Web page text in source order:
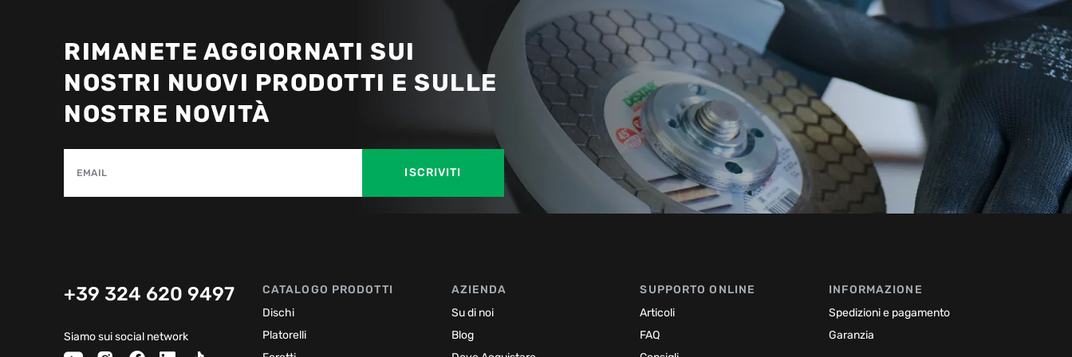
RIMANETE AGGIORNATI SUI
NOSTRI NUOVI PRODOTTI E SULLE
NOSTRE NOVITÀ
EMAIL ISCRIVITI
+39 324 620 9497
Siamo sui social network
CATALOGO PRODOTTI
Dischi
Platorelli
AZIENDA
Su di noi
Blog
SUPPORTO ONLINE
Articoli
FAQ
INFORMAZIONE
Spedizioni e pagamento
Garanzia